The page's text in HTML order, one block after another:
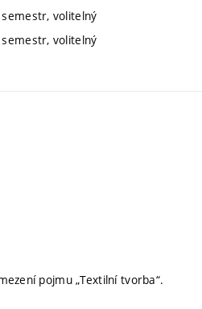
volitelný
volitelný
pojmu „Textilní tvorba“.